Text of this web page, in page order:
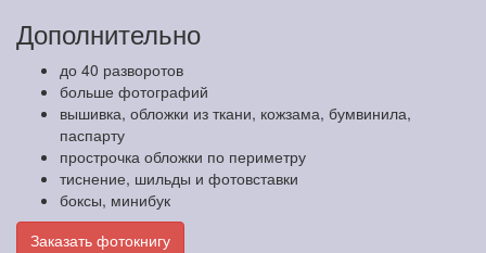
Дополнительно
до 40 разворотов
больше фотографий
вышивка, обложки из ткани, кожзама, бумвинила,
паспарту
прострочка обложки по периметру
тиснение, шильды и фотовставки
боксы, минибук
Заказать фотокнигу